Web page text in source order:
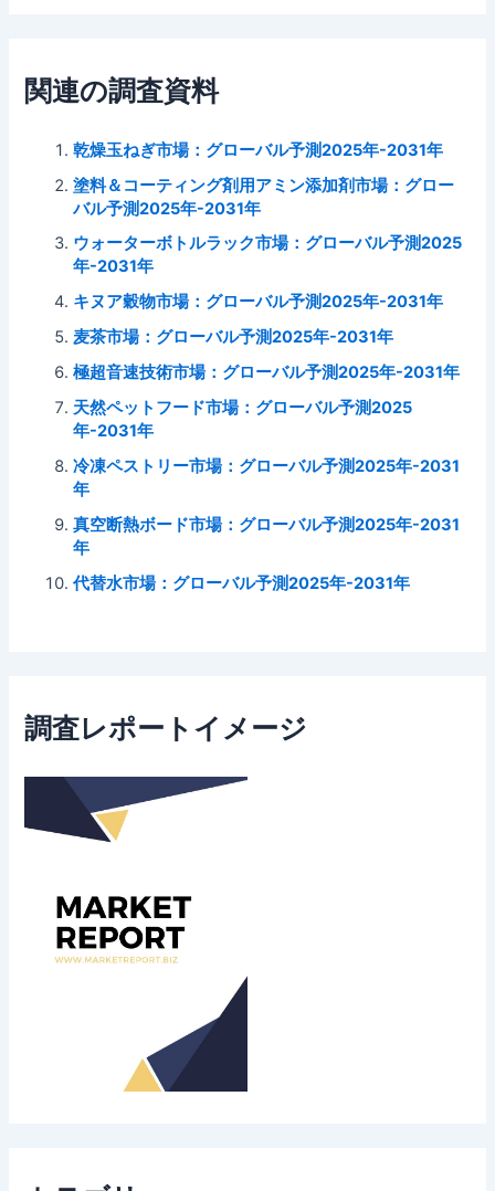
関連の調査資料
乾燥玉ねぎ市場：グローバル予測2025年-2031年
塗料＆コーティング剤用アミン添加剤市場：グロー
バル予測2025年-2031年
ウォーターボトルラック市場：グローバル予測2025
年-2031年
キヌア穀物市場：グローバル予測2025年-2031年
麦茶市場：グローバル予測2025年-2031年
極超音速技術市場：グローバル予測2025年-2031年
天然ペットフード市場：グローバル予測2025
年-2031年
冷凍ペストリー市場：グローバル予測2025年-2031
年
真空断熱ボード市場：グローバル予測2025年-2031
年
代替水市場：グローバル予測2025年-2031年
調査レポートイメージ